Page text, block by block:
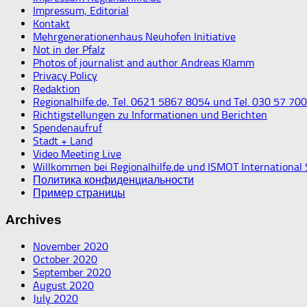
Impressum, Editorial
Kontakt
Mehrgenerationenhaus Neuhofen Initiative
Not in der Pfalz
Photos of journalist and author Andreas Klamm
Privacy Policy
Redaktion
Regionalhilfe.de, Tel. 0621 5867 8054 und Tel. 030 57
Richtigstellungen zu Informationen und Berichten
Spendenaufruf
Stadt + Land
Video Meeting Live
Willkommen bei Regionalhilfe.de und ISMOT International
Политика конфиденциальности
Пример страницы
Archives
November 2020
October 2020
September 2020
August 2020
July 2020